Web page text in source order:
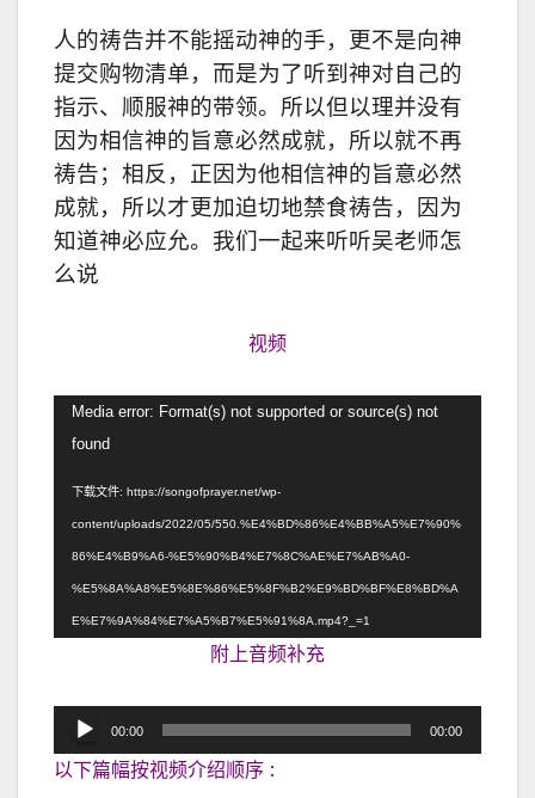
人的祷告并不能摇动神的手，更不是向神
提交购物清单，而是为了听到神对自己的
指示、顺服神的带领。所以但以理并没有
因为相信神的旨意必然成就，所以就不再
祷告；相反，正因为他相信神的旨意必然
成就，所以才更加迫切地禁食祷告，因为
知道神必应允。我们一起来听听吴老师怎
么说
视频
Media error: Format(s) not supported or source(s) not
found
下载文件: https://songofprayer.net/wp-
content/uploads/2022/05/550.%E4%BD%86%E4%BB%A5%E7%90%
86%E4%B9%A6-%E5%90%B4%E7%8C%AE%E7%AB%A0-
%E5%8A%A8%E5%8E%86%E5%8F%B2%E9%BD%BF%E8%BD%A
E%E7%9A%84%E7%A5%B7%E5%91%8A.mp4?_=1
附上音频补充
频
播
00:00 00:00
以下篇幅按视频介绍顺序 :